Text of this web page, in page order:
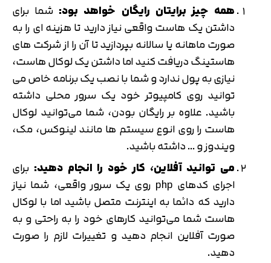
همه چیز برایتان رایگان خواهد بود: شما برای
داشتن یک هاست واقعی نیاز دارید تا هزینه ای را به
صورت ماهانه یا سالانه بپردازید تا آن را از شرکت های
هاستینگ دریافت کنید اما داشتن یک لوکال هاست،
نیازی به پول ندارد و شما با نصب یک برنامه خاص می
توانید روی کامپیوتر خود یک سرور محلی داشته
باشید. علاوه بر رایگان بودن، شما می‌توانید لوکال
هاست را روی انوع سیستم ها مانند لینوکس، مک،
ویندوز و … داشته باشید.
می توانید آفلاین، کار خود را انجام دهید: برای
اجرای کدهای php روی یک سرور واقعی، شما نیاز
دارید که دائما به اینترنت متصل باشید اما با لوکال
هاست شما می‌توانید کارهای خود را به راحتی و به
صورت آفلاین انجام دهید و تغییرات لازم را صورت
دهید.